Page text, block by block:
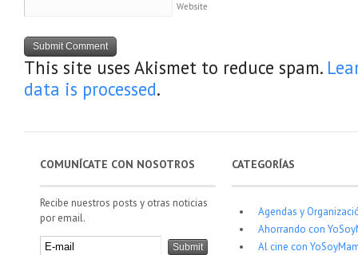
Website
This site uses Akismet to reduce spam.
data is processed.
COMUNÍCATE CON NOSOTROS
Recibe nuestros posts y otras noticias
por email.
CATEGORÍAS
Agendas y
Ahorrando con
Al cine con